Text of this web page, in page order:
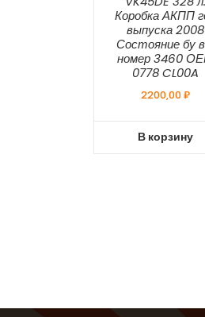
Коробка АКПП
выпуска 2008
Состояние бу
номер 3460
0778 CL00A
2200,00₽
В корзину